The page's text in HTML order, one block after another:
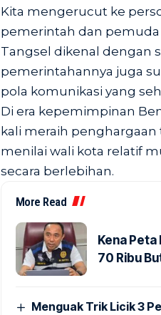
Kita mengerucut ke
pemerintah dan pemuda
Tangsel dikenal dengan
pemerintahannya juga
pola komunikasi yang
Di era kepemimpinan
kali meraih
menilai wali kota relatif
secara berlebihan.
More Read
Kena Peta
70 Ribu
Menguak Trik Licik 3